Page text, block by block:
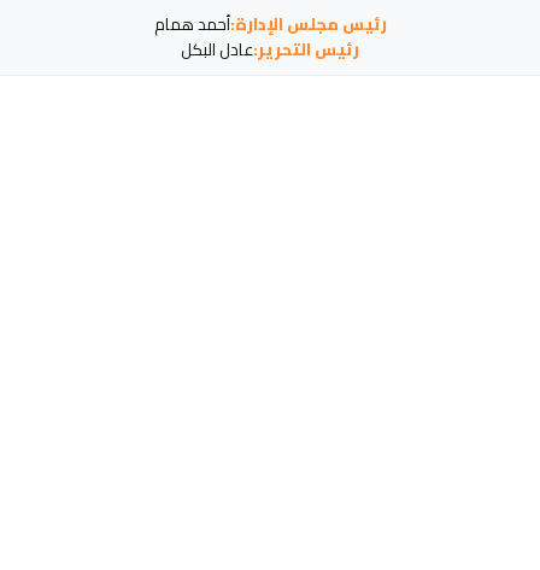
رئيس مجلس الإدارة:أحمد همام
رئيس التحرير:عادل البكل